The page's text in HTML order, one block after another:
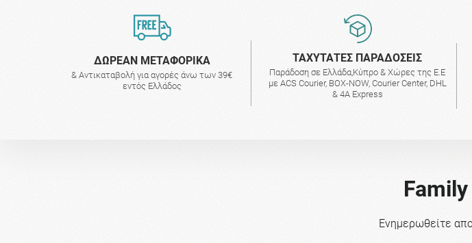
ΔΩΡΕΑΝ ΜΕΤΑΦΟΡΙΚΑ
& Αντικαταβολή για αγορές άνω των 39€
εντός Ελλάδος
ΤΑΧΥΤΑΤΕΣ ΠΑΡΑΔΟΣΕΙΣ
Παράδοση σε Ελλάδα,Κύπρο & Χώρες της Ε.Ε
με ACS Courier, BOX-NOW, Courier Center, DHL
& 4A Express
Ενημερωθείτε